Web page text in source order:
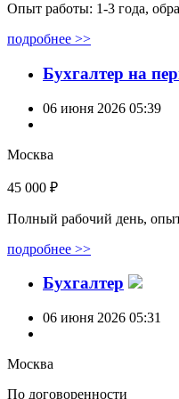
Опыт работы: 1-3 года,
подробнее >>
Бухгалтер на
06 июня 2026 05:39
Москва
45 000 ₽
Полный рабочий день,
подробнее >>
Бухгалтер
06 июня 2026 05:31
Москва
По договоренности